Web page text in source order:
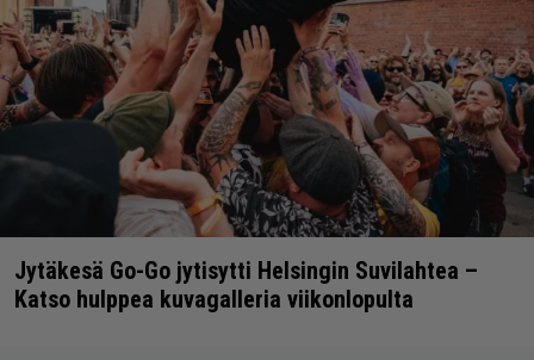
Jytäkesä Go-Go jytisytti Helsingin Suvilahtea –
Katso hulppea kuvagalleria viikonlopulta